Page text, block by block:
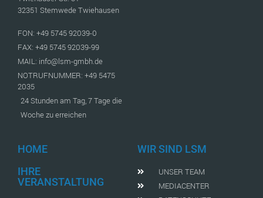
32351 Stemwede Twiehausen
FON: +49 5745 92039-0
FAX: +49 5745 92039-99
MAIL: info@lsm-gmbh.de
NOTRUFNUMMER: +49 5475
2035
24 Stunden am Tag, 7 Tage die
Woche zu erreichen
HOME
IHRE
VERANSTALTUNG
WIR SIND LSM
UNSER TEAM
MEDIACENTER